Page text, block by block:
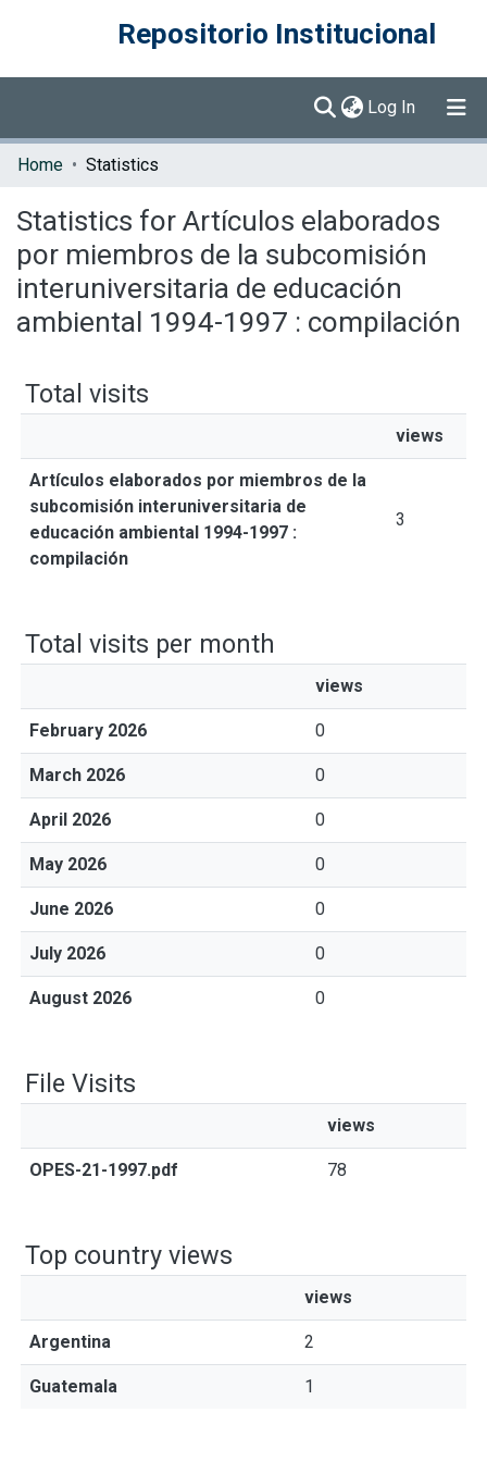
Repositorio Institucional
Log In (current)
Communities & Collections
Home Statistics
Statistics for Artículos elaborados
por miembros de la subcomisión
interuniversitaria de educación
ambiental 1994-1997 : compilación
Total visits
views
Artículos elaborados por miembros de la
subcomisión interuniversitaria de
educación ambiental 1994-1997 :
compilación
3
Total visits per month
views
February 2026 0
March 2026 0
April 2026 0
May 2026 0
June 2026 0
July 2026 0
August 2026 0
File Visits
views
OPES-21-1997.pdf 78
Top country views
views
Argentina 2
Guatemala 1